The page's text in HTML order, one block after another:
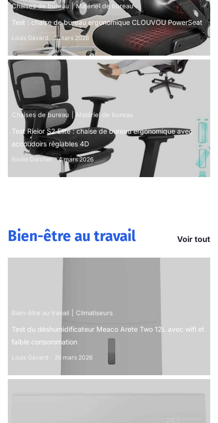
Chaises de bureau Matériel de bureau
Test : chaise de bureau ergonomique CLOUVOU PowerSeat
Louis Gavard 5 mars 2026
Chaises de bureau Matériel de bureau
Test Rieior S2 Elite : chaise de bureau ergonomique avec
accoudoirs réglables 4D
Émilie Dorchet 4 mars 2026
Bien-être au travail Voir tout
Bien-être au travail Climatiseurs
Test du déshumidificateur Meaco Arete Two 12L avec wifi et
faible consommation
Louis Gavard 26 mars 2026